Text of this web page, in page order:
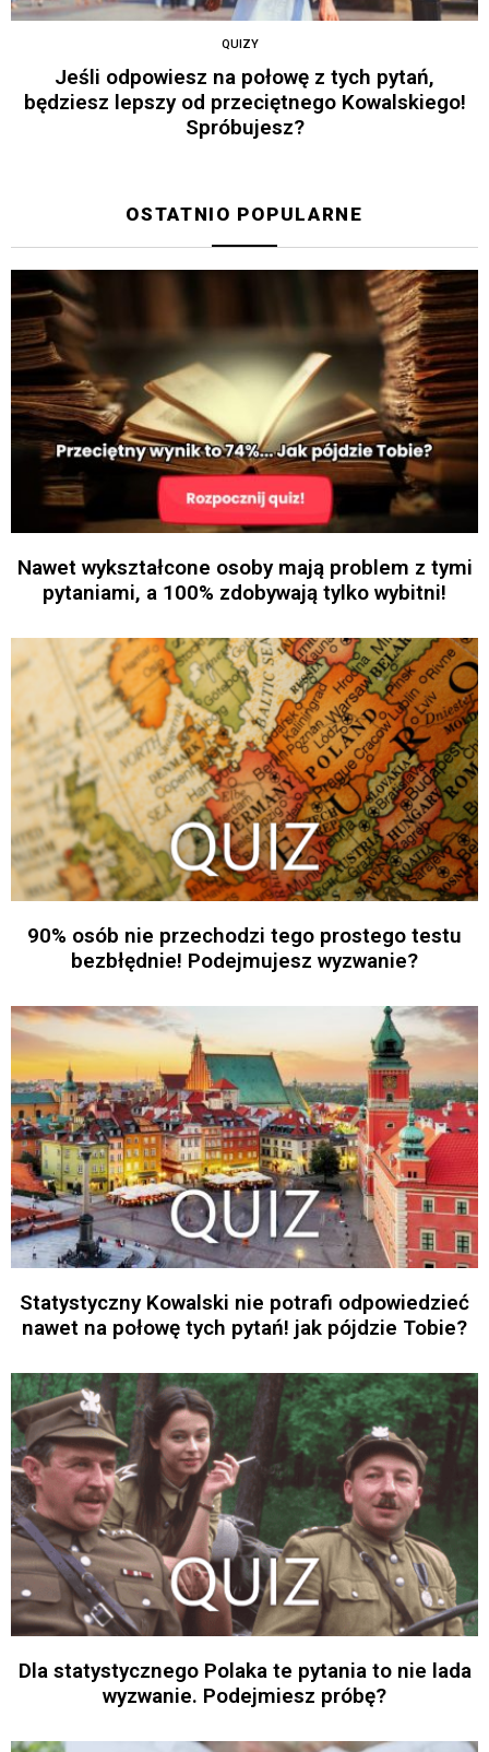
QUIZY
Jeśli odpowiesz na połowę z tych pytań,
będziesz lepszy od przeciętnego Kowalskiego!
Spróbujesz?
OSTATNIO POPULARNE
Nawet wykształcone osoby mają problem z tymi
pytaniami, a 100% zdobywają tylko wybitni!
90% osób nie przechodzi tego prostego testu
bezbłędnie! Podejmujesz wyzwanie?
Statystyczny Kowalski nie potrafi odpowiedzieć
nawet na połowę tych pytań! jak pójdzie Tobie?
Dla statystycznego Polaka te pytania to nie lada
wyzwanie. Podejmiesz próbę?